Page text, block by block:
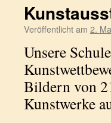
Veröffentlicht am 2.
Unsere
Bildern von
Kunstwerke